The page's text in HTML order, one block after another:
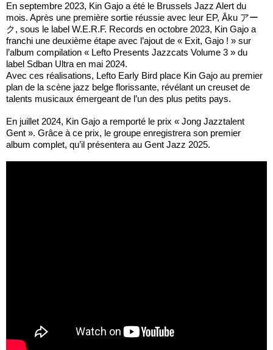
En septembre 2023, Kin Gajo a été le Brussels Jazz Alert du
mois. Après une première sortie réussie avec leur EP, Āku アー
ク, sous le label W.E.R.F. Records en octobre 2023, Kin Gajo a
franchi une deuxième étape avec l’ajout de « Exit, Gajo ! » sur
l’album compilation « Lefto Presents Jazzcats Volume 3 » du
label Sdban Ultra en mai 2024.
Avec ces réalisations, Lefto Early Bird place Kin Gajo au premier
plan de la scène jazz belge florissante, révélant un creuset de
talents musicaux émergeant de l’un des plus petits pays.
En juillet 2024, Kin Gajo a remporté le prix « Jong Jazztalent
Gent ». Grâce à ce prix, le groupe enregistrera son premier
album complet, qu’il présentera au Gent Jazz 2025.